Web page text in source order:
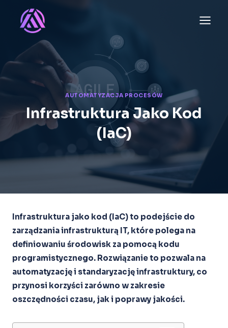
AUTOMATYZACJA PROCESÓW
Infrastruktura Jako Kod
(IaC)
Infrastruktura jako kod (IaC) to podejście do
zarządzania infrastrukturą IT, które polega na
definiowaniu środowisk za pomocą kodu
programistycznego. Rozwiązanie to pozwala na
automatyzację i standaryzację infrastruktury, co
przynosi korzyści zarówno w zakresie
oszczędności czasu, jak i poprawy jakości.